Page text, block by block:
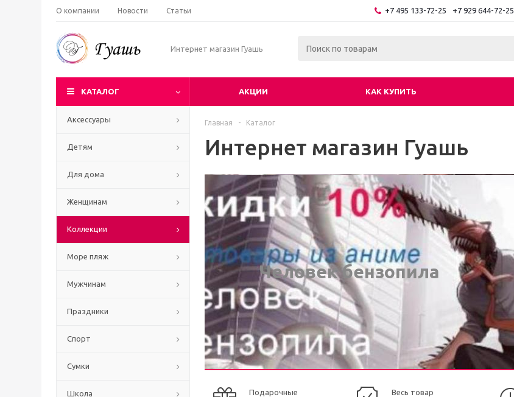
О компании Новости Статьи +7 495 133-72-25 +7 929 644-72-25
Интернет магазин Гуашь
КАТАЛОГ АКЦИИ КАК КУПИТЬ
Аксессуары
Детям
Для дома
Женщинам
Коллекции
Море пляж
Мужчинам
Праздники
Спорт
Сумки
Школа
Главная - Каталог
Интернет магазин Гуашь
Человек бензопила
Подарочные
Весь товар